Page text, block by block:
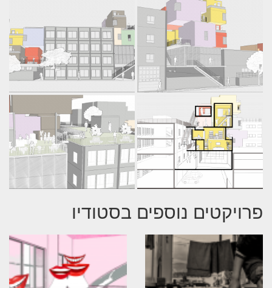
פרויקטים נוספים בסטודיו